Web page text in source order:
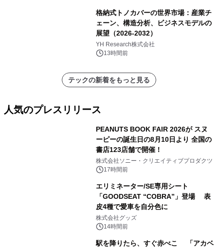
格納式トノカバーの世界市場：産業チ
ェーン、構造分析、ビジネスモデルの
展望（2026-2032）
YH Research株式会社
13時間前
テックの新着をもっと見る
人気のプレスリリース
PEANUTS BOOK FAIR 2026が スヌ
ーピーの誕生日の8月10日より 全国の
書店123店舗で開催！
株式会社ソニー・クリエイティブプロダクツ
17時間前
エリミネーター/SE専用シート
「GOODSEAT “COBRA”」登場 表
皮4種で愛車を自分色に
株式会社グッズ
14時間前
駅を降りたら、すぐ赤べこ 「アカベ